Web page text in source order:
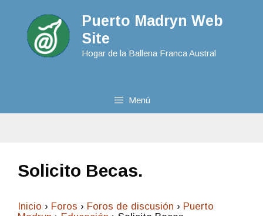
Puerto Madryn Web
Site
Hogar de la Ballena Franca Austral
Menú
Solicito Becas.
Inicio › Foros › Foros de discusión › Puerto